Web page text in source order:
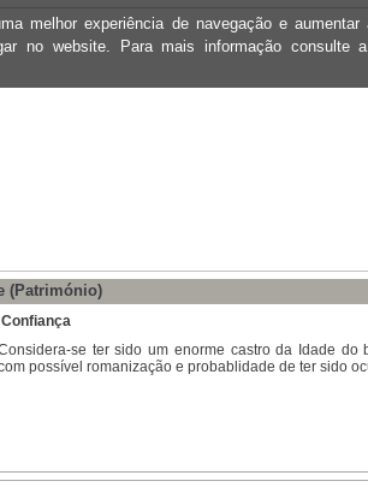
melhor experiência de navegação e
no website. Para mais informação consulte
(Património)
Confiança
se ter sido um enorme castro da Idade do
possível romanização e probablidade de ter sido